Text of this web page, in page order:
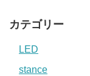
カテゴリー
LED
stance